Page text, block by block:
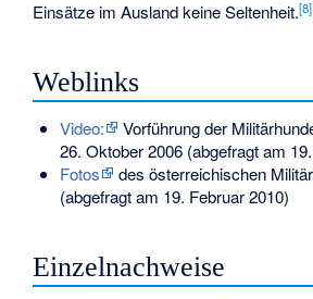
Einsätze im Ausland keine Seltenheit.[8]
Weblinks
Video:
Vorführung der
26. Oktober 2006 (abgefragt am
Fotos
des österreichischen
(abgefragt am 19. Februar 2010)
Einzelnachweise